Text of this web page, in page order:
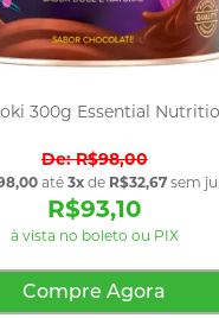
300g Essential
R$98,00
até3x de R$32,67 sem
R$93,10
à vista no boleto ou PIX
Compre Agora